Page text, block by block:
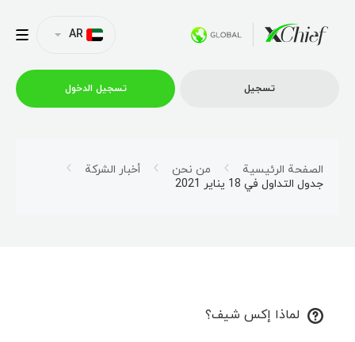
AR
تسجیل تسجیل الدخول
الصفحة الرئيسية من نحن
أخبار الشركة
جدول التداول في 18 يناير 2021
لماذا إكس شيف؟